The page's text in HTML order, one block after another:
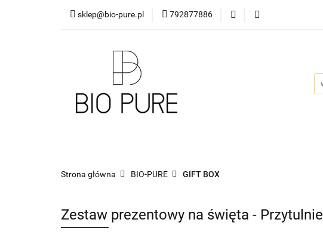
sklep@bio-pure.pl 792877886
O mnie OLEJKI Bio Pure
Strona główna BIO-PURE GIFT BOX
Zestaw prezentowy na święta - Przytulnie